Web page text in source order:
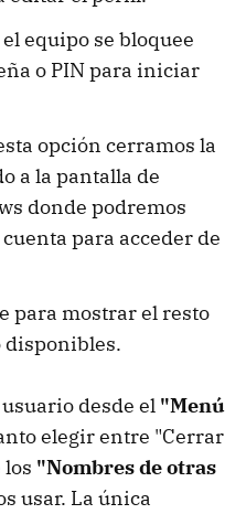
equipo se bloquee
o PIN para iniciar
opción cerramos la
a la pantalla de
donde podremos
para acceder de
para mostrar el resto
disponibles.
desde el "Menú
elegir entre "Cerrar
"Nombres de otras
usar. La única